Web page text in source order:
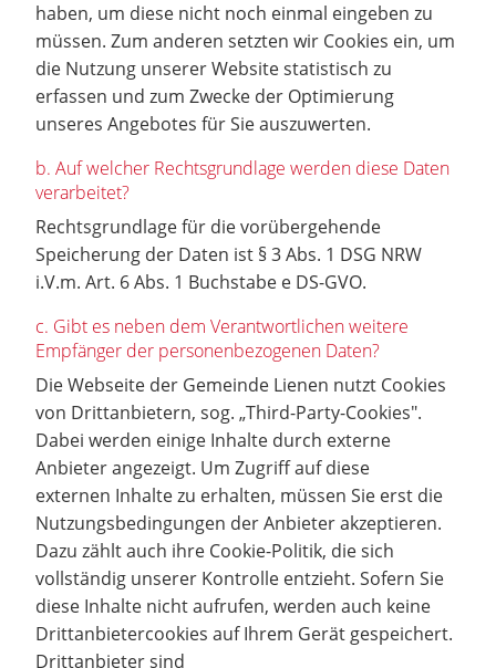
haben, um diese nicht noch einmal eingeben zu
müssen. Zum anderen setzten wir Cookies ein, um
die Nutzung unserer Website statistisch zu
erfassen und zum Zwecke der Optimierung
unseres Angebotes für Sie auszuwerten.
b. Auf welcher Rechtsgrundlage werden diese Daten
verarbeitet?
Rechtsgrundlage für die vorübergehende
Speicherung der Daten ist § 3 Abs. 1 DSG NRW
i.V.m. Art. 6 Abs. 1 Buchstabe e DS-GVO.
c. Gibt es neben dem Verantwortlichen weitere
Empfänger der personenbezogenen Daten?
Die Webseite der Gemeinde Lienen nutzt Cookies
von Drittanbietern, sog. „Third-Party-Cookies".
Dabei werden einige Inhalte durch externe
Anbieter angezeigt. Um Zugriff auf diese
externen Inhalte zu erhalten, müssen Sie erst die
Nutzungsbedingungen der Anbieter akzeptieren.
Dazu zählt auch ihre Cookie-Politik, die sich
vollständig unserer Kontrolle entzieht. Sofern Sie
diese Inhalte nicht aufrufen, werden auch keine
Drittanbietercookies auf Ihrem Gerät gespeichert.
Drittanbieter sind